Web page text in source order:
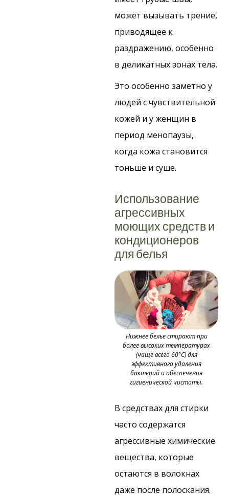
может вызывать трение,
приводящее к
раздражению, особенно
в деликатных зонах тела.
Это особенно заметно у
людей с чувствительной
кожей и у женщин в
период менопаузы,
когда кожа становится
тоньше и суше.
Использование
агрессивных
моющих средств и
кондиционеров
для белья
Нижнее белье стирают при
более высоких температурах
(чаще всего 60°C) для
эффективного удаления
бактерий и обеспечения
гигиенической чистоты.
В средствах для стирки
часто содержатся
агрессивные химические
вещества, которые
остаются в волокнах
даже после полоскания.